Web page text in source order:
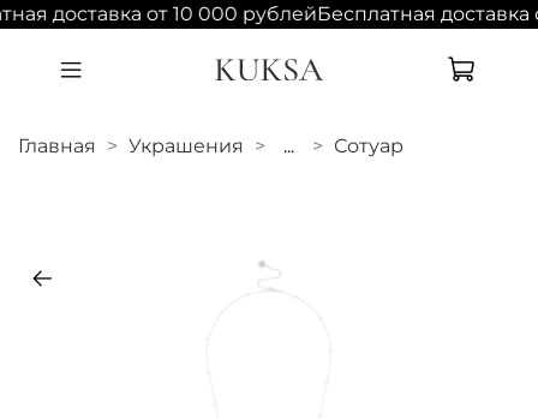
доставка от 10 000 рублейБесплатная доставка
Главная Украшения ... Сотуар